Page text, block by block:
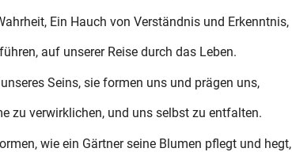
Ein Hauch von Verständnis und Erkenntnis,
auf unserer Reise durch das Leben.
Seins, sie formen uns und prägen uns,
zu verwirklichen, und uns selbst zu entfalten.
wie ein Gärtner seine Blumen pflegt und hegt,